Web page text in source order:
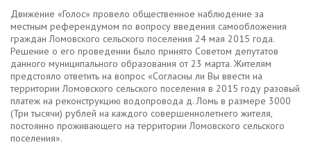
Движение «Голос» провело общественное наблюдение за
местным референдумом по вопросу введения самообложения
граждан Ломовского сельского поселения 24 мая 2015 года.
Решение о его проведении было принято Советом депутатов
данного муниципального образования от 23 марта. Жителям
предстояло ответить на вопрос «Согласны ли Вы ввести на
территории Ломовского сельского поселения в 2015 году разовый
платеж на реконструкцию водопровода д. Ломь в размере 3000
(Три тысячи) рублей на каждого совершеннолетнего жителя,
постоянно проживающего на территории Ломовского сельского
поселения».